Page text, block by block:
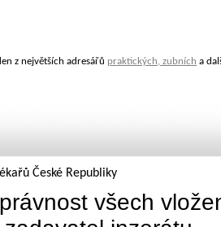
z největších adresářů praktických, zubních a
České Republiky
všech